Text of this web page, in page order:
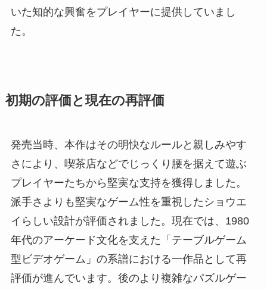
いた知的な興奮をプレイヤーに提供していまし
た。
初期の評価と現在の再評価
発売当時、本作はその明快なルールと親しみやす
さにより、喫茶店などでじっくり腰を据えて遊ぶ
プレイヤーたちから堅実な支持を獲得しました。
派手さよりも堅実なゲーム性を重視したショウエ
イらしい設計が評価されました。現在では、1980
年代のアーケード文化を支えた「テーブルゲーム
型ビデオゲーム」の系譜における一作品として再
評価が進んでいます。後のより複雑なパズルゲー